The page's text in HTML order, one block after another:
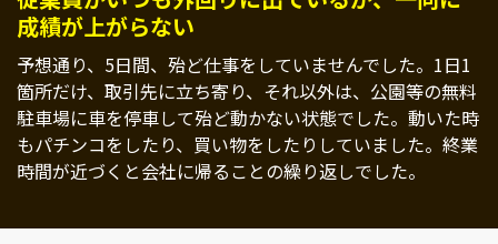
成績が上がらない
予想通り、5日間、殆ど仕事をしていませんでした。1日1
箇所だけ、取引先に立ち寄り、それ以外は、公園等の無料
駐車場に車を停車して殆ど動かない状態でした。動いた時
もパチンコをしたり、買い物をしたりしていました。終業
時間が近づくと会社に帰ることの繰り返しでした。